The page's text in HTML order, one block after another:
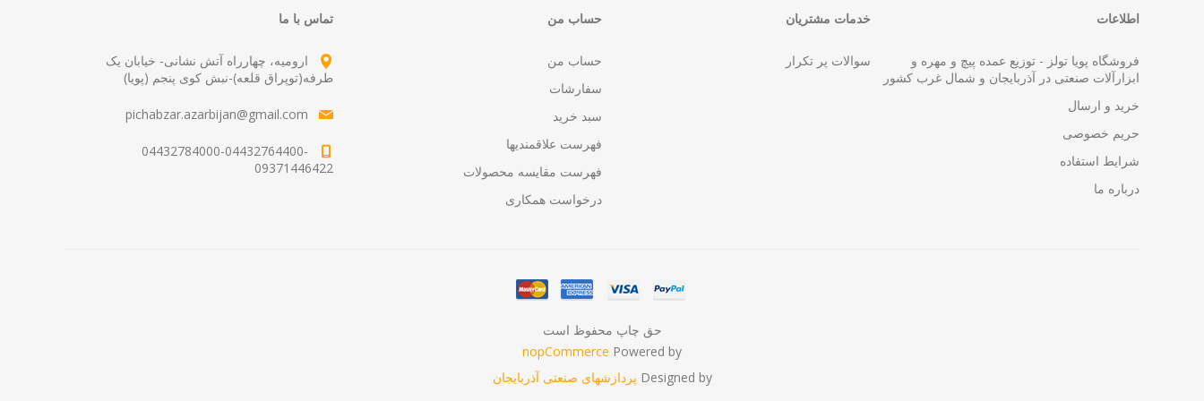
اطلاعات
فروشگاه پویا تولز - توزیع عمده پیچ و مهره و
ابزارآلات صنعتی در آذربایجان و شمال غرب کشور
خرید و ارسال
حریم خصوصی
شرایط استفاده
درباره ما
خدمات مشتریان
سوالات پر تکرار
حساب من
حساب من
سفارشات
سبد خرید
فهرست علاقمندیها
فهرست مقایسه محصولات
درخواست همکاری
تماس با ما
ارومیه، چهارراه آتش نشانی- خیابان یک
طرفه(توپراق قلعه)-نبش کوی پنجم (پویا)
pichabzar.azarbijan@gmail.com
04432784000-04432764400-
09371446422
حق چاپ محفوظ است
Powered by
nopCommerce
Designed by پردازشهای صنعتی آذربایجان